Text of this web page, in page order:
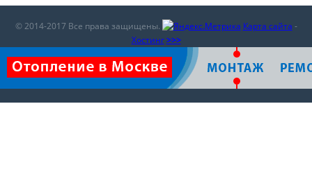
© 2014-2017 Все права защищены. Карта сайта -
Хостинг >>>